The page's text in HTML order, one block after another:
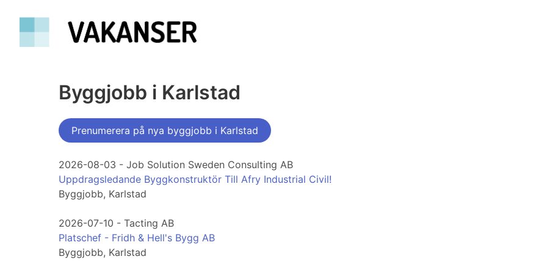
Byggjobb i Karlstad
Prenumerera på nya byggjobb i Karlstad
2026-08-03 - Job Solution Sweden Consulting AB
Uppdragsledande Byggkonstruktör Till Afry Industrial Civil!
Byggjobb, Karlstad
2026-07-10 - Tacting AB
Platschef - Fridh & Hell's Bygg AB
Byggjobb, Karlstad